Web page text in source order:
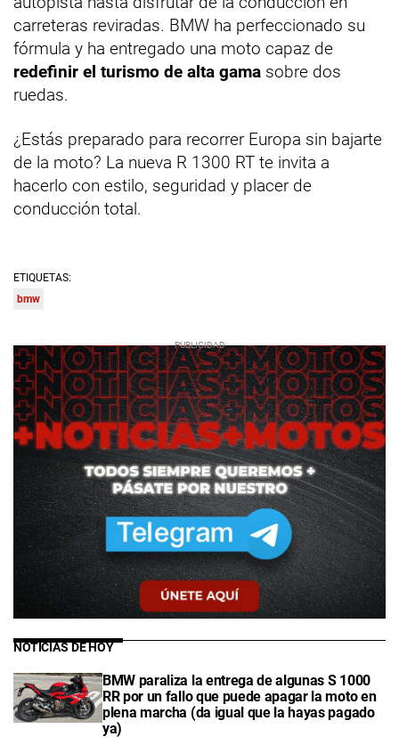
carreteras reviradas. BMW ha perfeccionado su
fórmula y ha entregado una moto capaz de
redefinir el turismo de alta gama sobre dos
ruedas.
¿Estás preparado para recorrer Europa sin bajarte
de la moto? La nueva R 1300 RT te invita a
hacerlo con estilo, seguridad y placer de
conducción total.
ETIQUETAS:
bmw
NOTICIAS DE HOY
BMW paraliza la entrega de algunas S 1000
RR por un fallo que puede apagar la moto en
plena marcha (da igual que la hayas pagado
ya)